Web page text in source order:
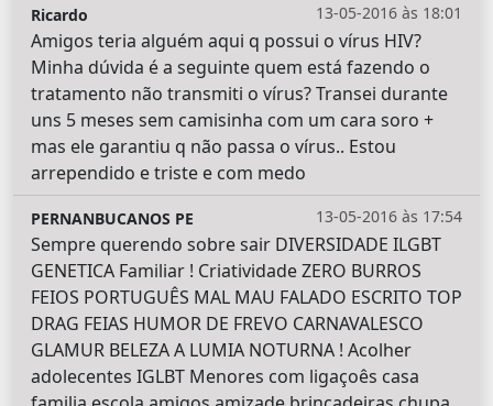
13-05-2016 às 18:01
Ricardo
Amigos teria alguém aqui q possui o vírus HIV?
Minha dúvida é a seguinte quem está fazendo o
tratamento não transmiti o vírus? Transei durante
uns 5 meses sem camisinha com um cara soro +
mas ele garantiu q não passa o vírus.. Estou
arrependido e triste e com medo
13-05-2016 às 17:54
PERNANBUCANOS PE
Sempre querendo sobre sair DIVERSIDADE ILGBT
GENETICA Familiar ! Criatividade ZERO BURROS
FEIOS PORTUGUÊS MAL MAU FALADO ESCRITO TOP
DRAG FEIAS HUMOR DE FREVO CARNAVALESCO
GLAMUR BELEZA A LUMIA NOTURNA ! Acolher
adolecentes IGLBT Menores com ligaçoês casa